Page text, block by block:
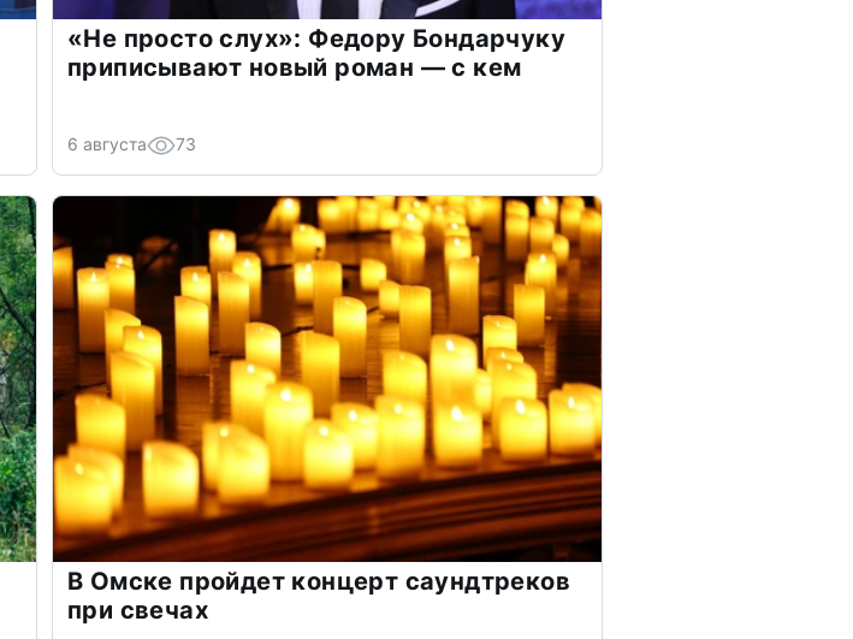
«Не просто слух»: Федору Бондарчуку
приписывают новый роман — с кем
6 августа 73
В Омске пройдет концерт саундтреков
при свечах